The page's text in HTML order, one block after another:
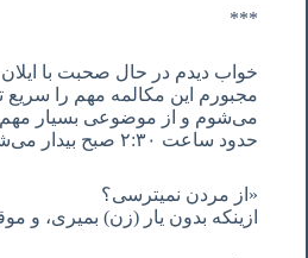
***
خواب دیدم در حال صحبت با
مجبورم این مکالمه مهم را
می‌شوم و از موضوعی بسیار مهم
حدود ساعت ٢:٣٠ صبح بیدار می‌شوم و دوستی این سوال را برایم فرستاده،
«از مردن نمیترسی؟
ازینکه بدون یار (زن) بمیری،